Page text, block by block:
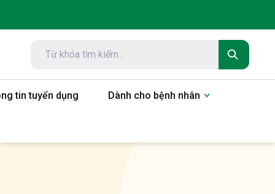
tin tuyển dụng Dành cho bệnh nhân